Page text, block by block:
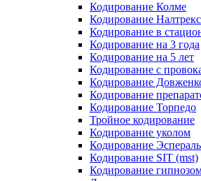
Кодирование Колме
Кодирование
Кодирование в
Кодирование на 3 года
Кодирование на 5 лет
Кодирование с
Кодирование
Кодирование
Кодирование Торпедо
Тройное кодирование
Кодирование уколом
Кодирование Эспераль
Кодирование SIT (mst)
Кодирование